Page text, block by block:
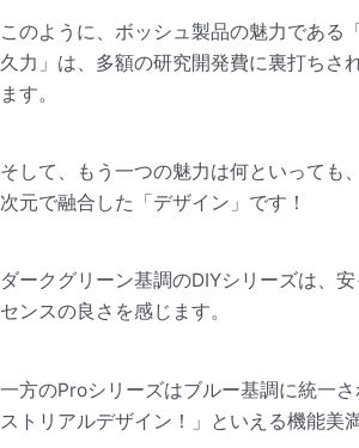
このように、ボッシュ製品の魅力である
久力」は、多額の研究開発費に裏打ちさ
ます。
そして、もう一つの魅力は何といっても
次元で融合した「デザイン」です！
ダークグリーン基調のDIYシリーズは、
センスの良さを感じます。
一方のProシリーズはブルー基調に統一
ストリアルデザイン！」といえる機能美